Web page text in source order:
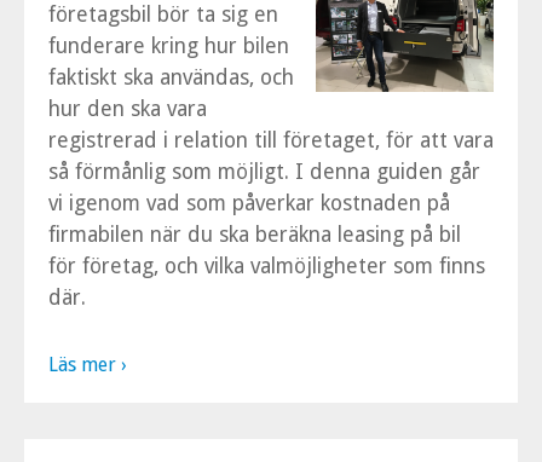
företagsbil bör ta sig en
funderare kring hur bilen
faktiskt ska användas, och
hur den ska vara
registrerad i relation till företaget, för att vara
så förmånlig som möjligt. I denna guiden går
vi igenom vad som påverkar kostnaden på
firmabilen när du ska beräkna leasing på bil
för företag, och vilka valmöjligheter som finns
där.
Läs mer ›